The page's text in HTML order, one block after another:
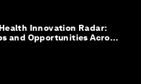
Health Innovation Radar:
and Opportunities Across